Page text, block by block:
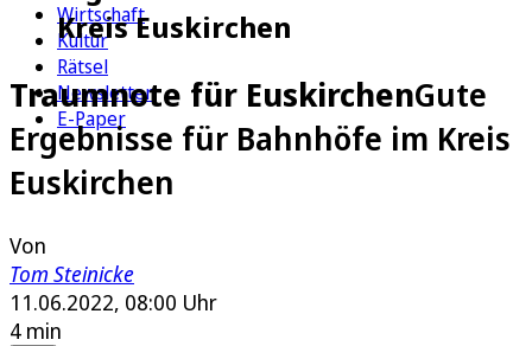
Wirtschaft
Kultur
Rätsel
Newsletter
E-Paper
Kreis Euskirchen
Traumnote für EuskirchenGute
Ergebnisse für Bahnhöfe im Kreis
Euskirchen
Von
Tom Steinicke
11.06.2022, 08:00 Uhr
4 min